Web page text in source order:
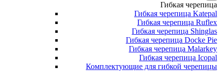
Гибкая черепица
Гибкая черепица Katepal
Гибкая черепица Ruflex
Гибкая черепица Shinglas
Гибкая черепица Docke Pie
Гибкая черепица Malarkey
Гибкая черепица Icopal
Комплектующие для гибкой черепицы